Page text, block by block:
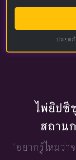
ปลอดภั
ไพ่ยิปซี
สถาน
"อยากรู้ไหมว่า